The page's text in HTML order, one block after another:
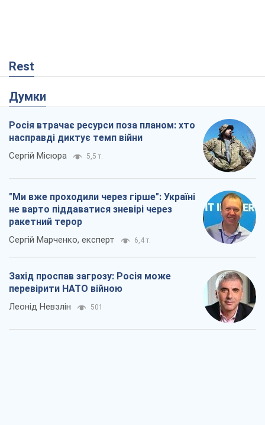
Rest
Думки
Росія втрачає ресурси поза планом: хто
насправді диктує темп війни
Сергій Місюра 5,5 т.
"Ми вже проходили через гірше": Україні
не варто піддаватися зневірі через
ракетний терор
Сергій Марченко, експерт 6,4 т.
Захід проспав загрозу: Росія може
перевірити НАТО війною
Леонід Невзлін 501